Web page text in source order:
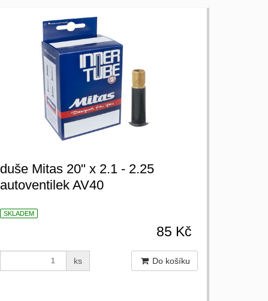
duše Mitas 20" x 2.1 - 2.25
autoventilek AV40
SKLADEM
85 Kč
ks Do košíku